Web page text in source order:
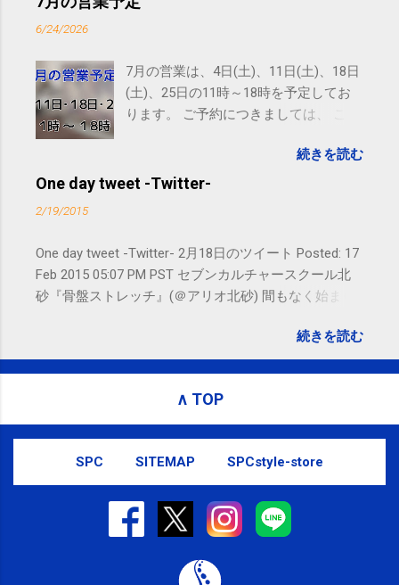
6/24/2026
7月の営業は、4日(土)、11日(土)、18日
(土)、25日の11時～18時を予定してお
ります。 ご予約につきましては、 こち
れないことがありますので、ご予約、
お問い合わせはSMS（ショートメッセ
続きを読む
One day tweet -Twitter-
2/19/2015
One day tweet -Twitter- 2月18日のツイート Posted: 17
Feb 2015 05:07 PM PST セブンカルチャースクール北
砂『骨盤ストレッチ』(＠アリオ北砂) 間もなく始まり
subscribed to email updates from サクマフィジカルコ
ンディショニング(@SPCstyle) - Twilog To stop
Email delivery powered by Google Google Inc., 1600
Amphitheatre Parkway, Mountain View, CA 94043,
続きを読む
∧ TOP
SPC SITEMAP SPCstyle-store